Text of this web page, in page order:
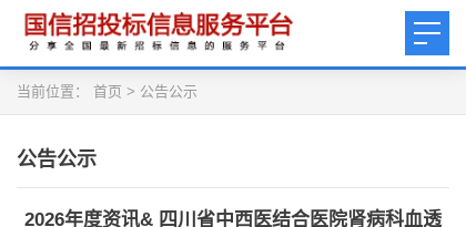
当前位置： 首页 > 公告公示
公告公示
2026年度资讯& 四川省中西医结合医院肾病科血透